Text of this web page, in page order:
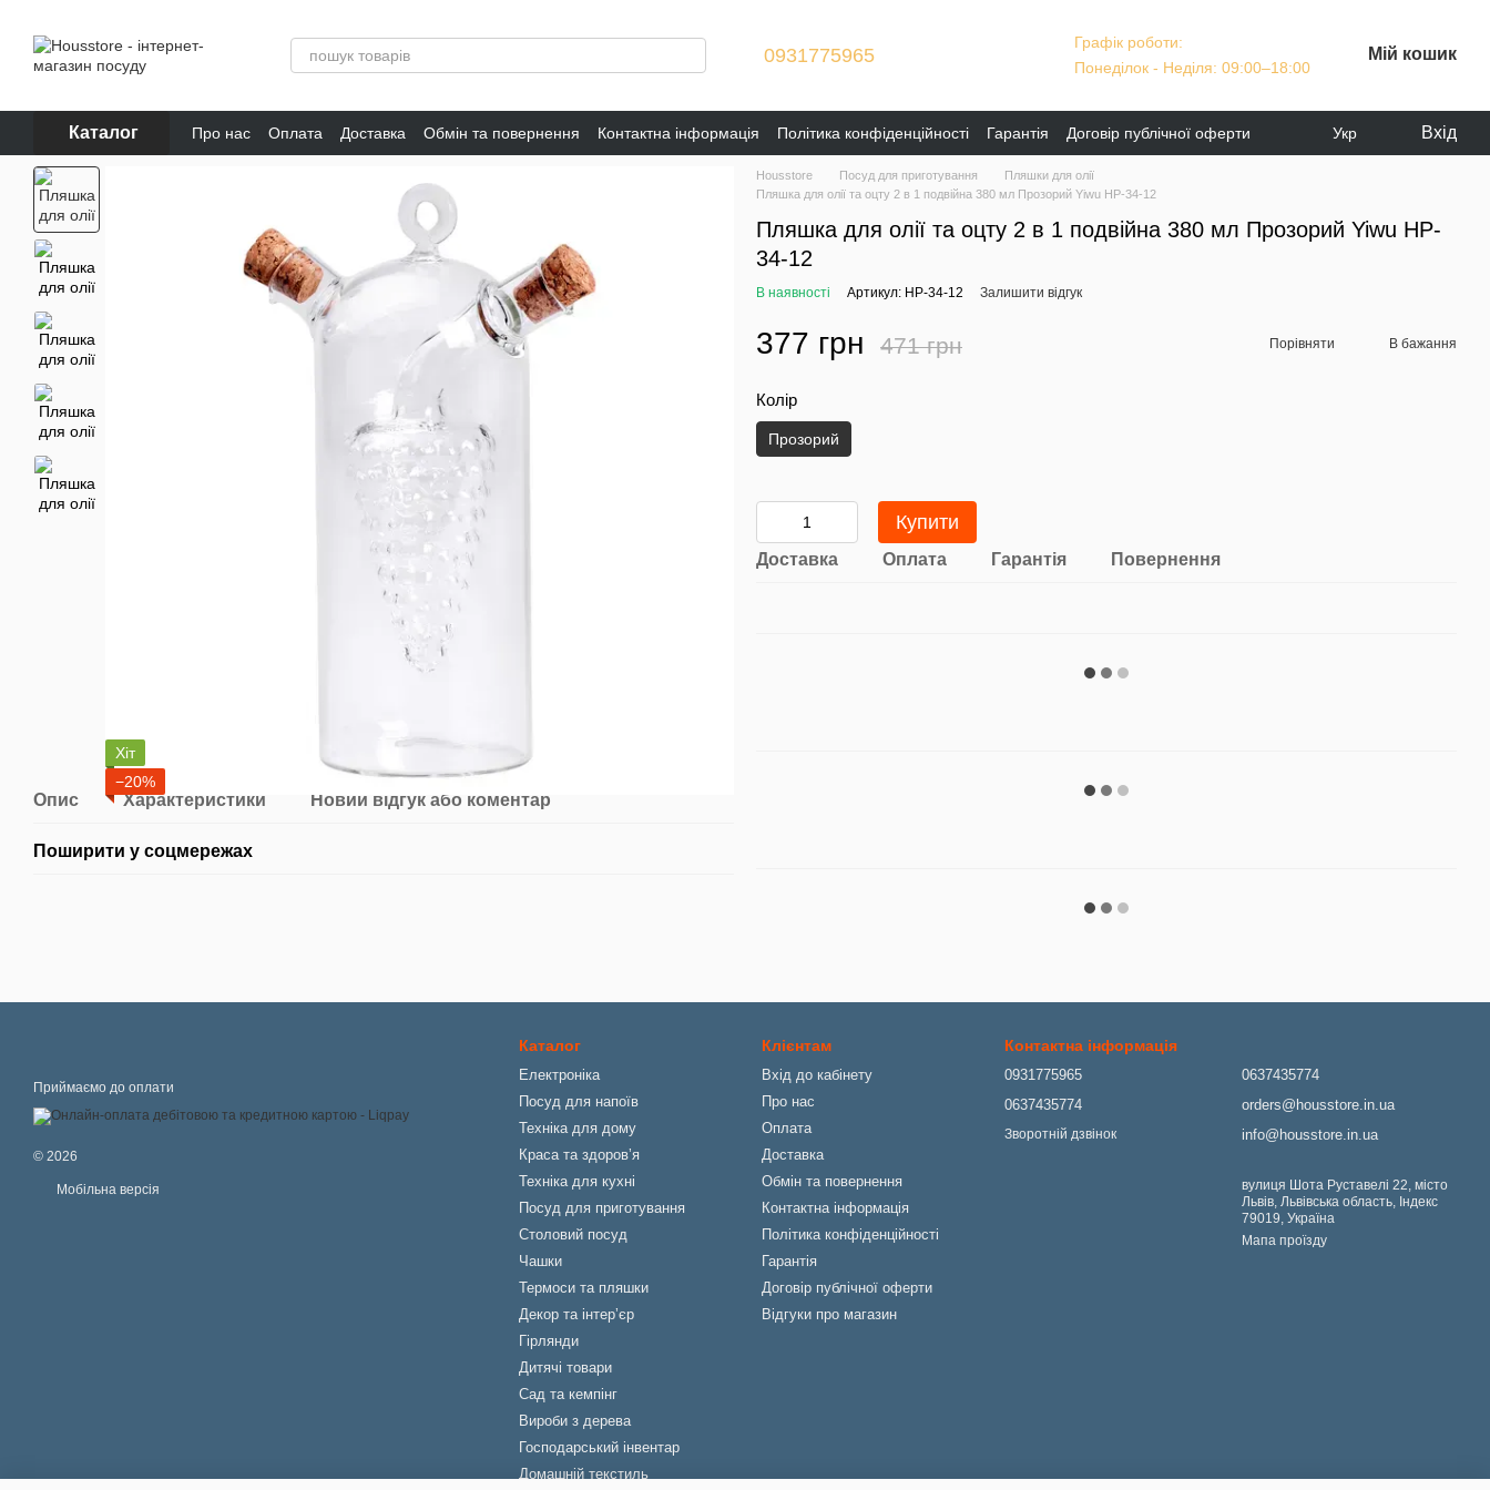
0931775965
Графік роботи:
Понеділок - Неділя: 09:00–18:00
Мій кошик
Каталог Про нас Оплата Доставка Обмін та повернення Контактна інформація Політика конфіденційності Гарантія
Договір публічної оферти
Відгуки про магазин
Укр Вхід
Хіт
−20%
Опис Характеристики Новий відгук або коментар
Поширити у соцмережах
Housstore Посуд для приготування
Пляшки для олії
Пляшка для олії та оцту 2 в 1 подвійна 380 мл Прозорий Yiwu HP-34-12
Пляшка для олії та оцту 2 в 1 подвійна 380 мл Прозорий Yiwu HP-
34-12
В наявності Артикул: HP-34-12 Залишити відгук
377 грн 471 грн Порівняти В бажання
Колір
Прозорий
Купити
Доставка Оплата Гарантія Повернення
Приймаємо до оплати
© 2026
Мобільна версія
Каталог
Електроніка
Посуд для напоїв
Техніка для дому
Краса та здоровʼя
Техніка для кухні
Посуд для приготування
Столовий посуд
Чашки
Термоси та пляшки
Декор та інтерʼєр
Гірлянди
Дитячі товари
Сад та кемпінг
Вироби з дерева
Господарський інвентар
Домашній текстиль
Клієнтам
Вхід до кабінету
Про нас
Оплата
Доставка
Обмін та повернення
Контактна інформація
Політика конфіденційності
Гарантія
Договір публічної оферти
Відгуки про магазин
Контактна інформація
0931775965
0637435774
Зворотній дзвінок
0637435774
orders@housstore.in.ua
info@housstore.in.ua
вулиця Шота Руставелі 22, місто
Львів, Львівська область, Індекс
79019, Україна
Мапа проїзду